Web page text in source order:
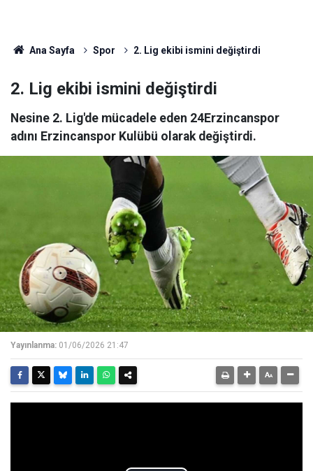
Ana Sayfa Spor 2. Lig ekibi ismini değiştirdi
2. Lig ekibi ismini değiştirdi
Nesine 2. Lig'de mücadele eden 24Erzincanspor
adını Erzincanspor Kulübü olarak değiştirdi.
Yayınlanma: 01/06/2026 21:47